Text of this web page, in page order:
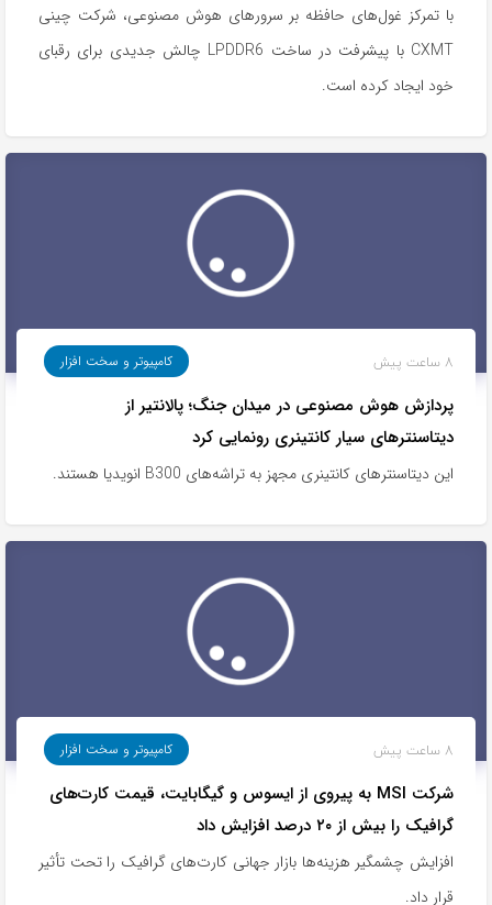
با تمرکز غول‌های حافظه بر سرورهای هوش مصنوعی، شرکت چینی
CXMT با پیشرفت در ساخت LPDDR6 چالش جدیدی برای رقبای
خود ایجاد کرده است.
کامپیوتر و سخت افزار 8 ساعت پیش
پردازش هوش مصنوعی در میدان جنگ؛ پالانتیر از
دیتاسنترهای سیار کانتینری رونمایی کرد
این دیتاسنترهای کانتینری مجهز به تراشه‌های B300 انویدیا هستند.
کامپیوتر و سخت افزار 8 ساعت پیش
شرکت MSI به پیروی از ایسوس و گیگابایت، قیمت کارت‌های
گرافیک را بیش از ۲۰ درصد افزایش داد
افزایش چشمگیر هزینه‌ها بازار جهانی کارت‌های گرافیک را تحت تأثیر
قرار داد.